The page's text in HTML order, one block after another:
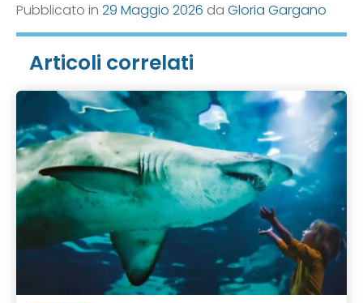
Pubblicato in 29 Maggio 2026 da Gloria Gargano
Articoli correlati